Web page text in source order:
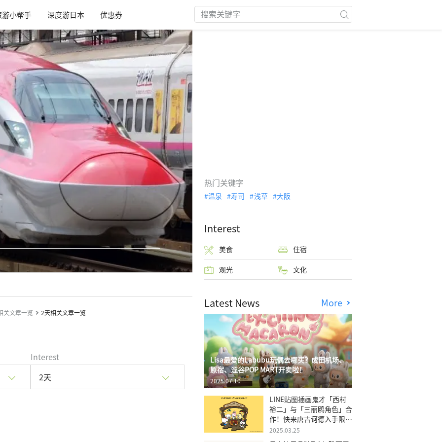
游小帮手 深度游日本 优惠券
关文章一览 2天相关文章一览
Interest
2天
热门关键字
温泉 寿司 浅草 大阪
Interest
美食 住宿
观光 文化
Latest News More
Lisa最爱的Labubu玩偶去哪买？成田机场、
原宿、涩谷POP MART开卖啦！
2025.07.10
LINE贴图插画鬼才「西村
裕二」与「三丽鸥角色」合
作！快来唐吉诃德入手限量
商品
2025.03.25